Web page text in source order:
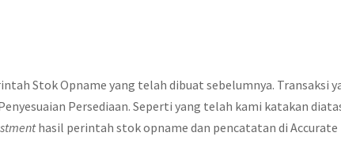
Stok Opname yang telah dibuat sebelumnya. Transaksi
Persediaan. Seperti yang telah kami katakan
hasil perintah stok opname dan pencatatan di Accurate